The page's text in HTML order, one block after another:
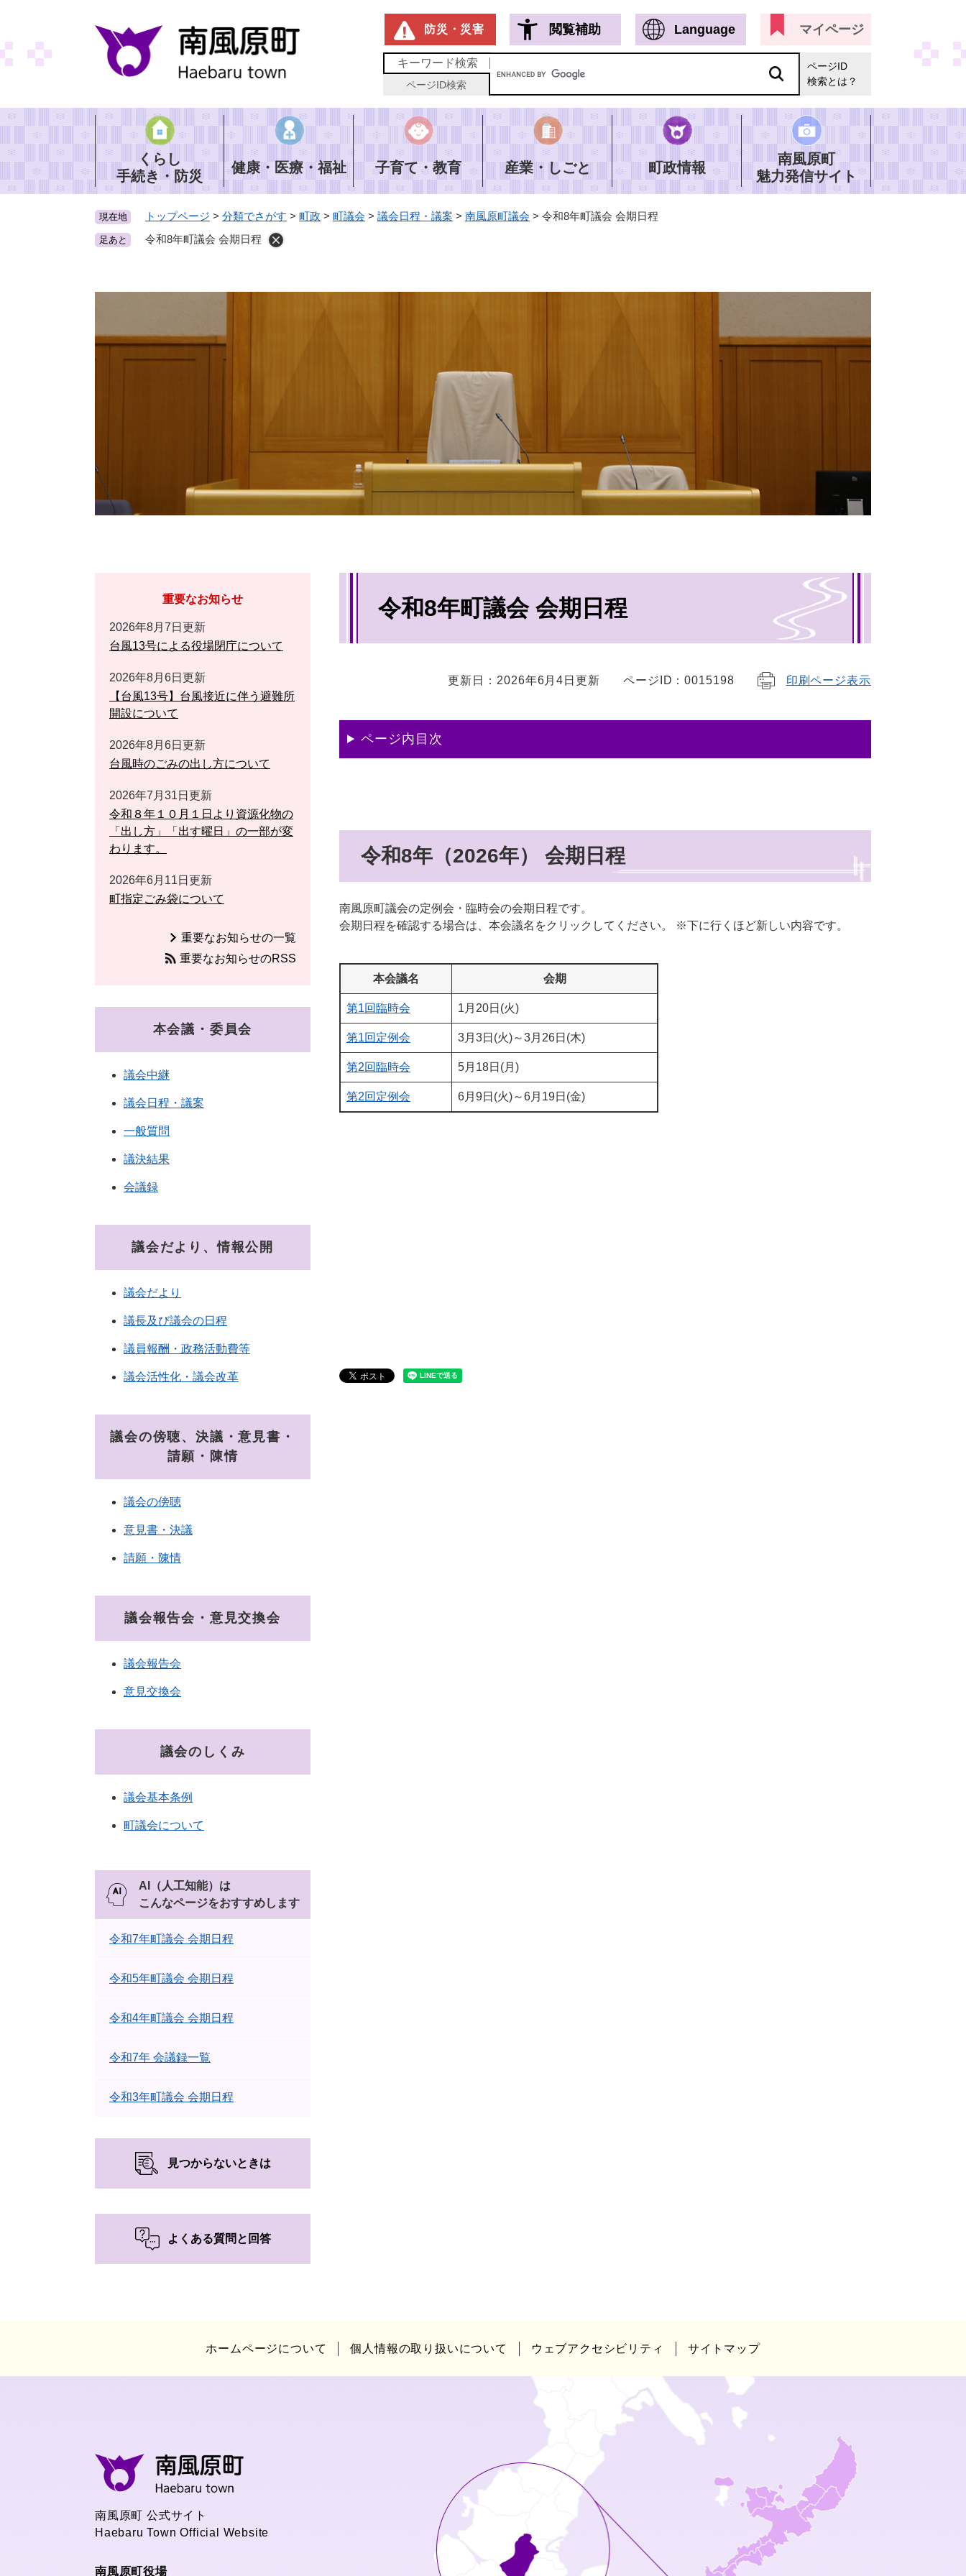
ジ
の
で
す
。
防災・災害 閲覧補助 Language マイページ
キーワード検索
ページID検索
ページID
検索とは？
くらし
手続き・防災
健康・医療・福祉 子育て・教育 産業・しごと 町政情報
南風原町
魅力発信サイト
現在地 トップページ > 分類でさがす > 町政 > 町議会 > 議会日程・議案 > 南風原町議会 > 令和8年町議会 会期日程
足あと 令和8年町議会 会期日程
令和8年町議会 会期日程
更新日：2026年6月4日更新 ページID：0015198 印刷ページ表示
ページ内目次
令和8年（2026年） 会期日程
南風原町議会の定例会・臨時会の会期日程です。
会期日程を確認する場合は、本会議名をクリックしてください。 ※下に行くほど新しい内容です。
本会議名 会期
第1回臨時会 1月20日(火)
第1回定例会 3月3日(火)～3月26日(木)
第2回臨時会 5月18日(月)
第2回定例会 6月9日(火)～6月19日(金)
重要なお知らせ
2026年8月7日更新
台風13号による役場閉庁について
2026年8月6日更新
【台風13号】台風接近に伴う避難所
開設について
2026年8月6日更新
台風時のごみの出し方について
2026年7月31日更新
令和８年１０月１日より資源化物の
「出し方」「出す曜日」の一部が変
わります。
2026年6月11日更新
町指定ごみ袋について
重要なお知らせの一覧
重要なお知らせのRSS
本会議・委員会
議会中継
議会日程・議案
一般質問
議決結果
会議録
議会だより、情報公開
議会だより
議長及び議会の日程
議員報酬・政務活動費等
議会活性化・議会改革
議会の傍聴、決議・意見書・
請願・陳情
議会の傍聴
意見書・決議
請願・陳情
議会報告会・意見交換会
議会報告会
意見交換会
議会のしくみ
議会基本条例
町議会について
AI（人工知能）は
こんなページをおすすめします
令和7年町議会 会期日程
令和5年町議会 会期日程
令和4年町議会 会期日程
令和7年 会議録一覧
令和3年町議会 会期日程
見つからないときは
よくある質問と回答
ホームページについて 個人情報の取り扱いについて ウェブアクセシビリティ サイトマップ
南風原町 公式サイト
Haebaru Town Official Website
南風原町役場